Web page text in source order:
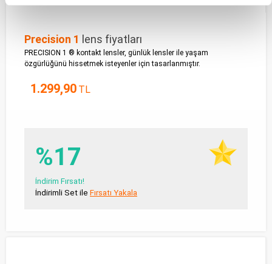
Precision 1 lens fiyatları
PRECISION 1 ® kontakt lensler, günlük lensler ile yaşam
özgürlüğünü hissetmek isteyenler için tasarlanmıştır.
1.299,90 TL
%17
İndirim Fırsatı!
İndirimli Set ile Fırsatı Yakala